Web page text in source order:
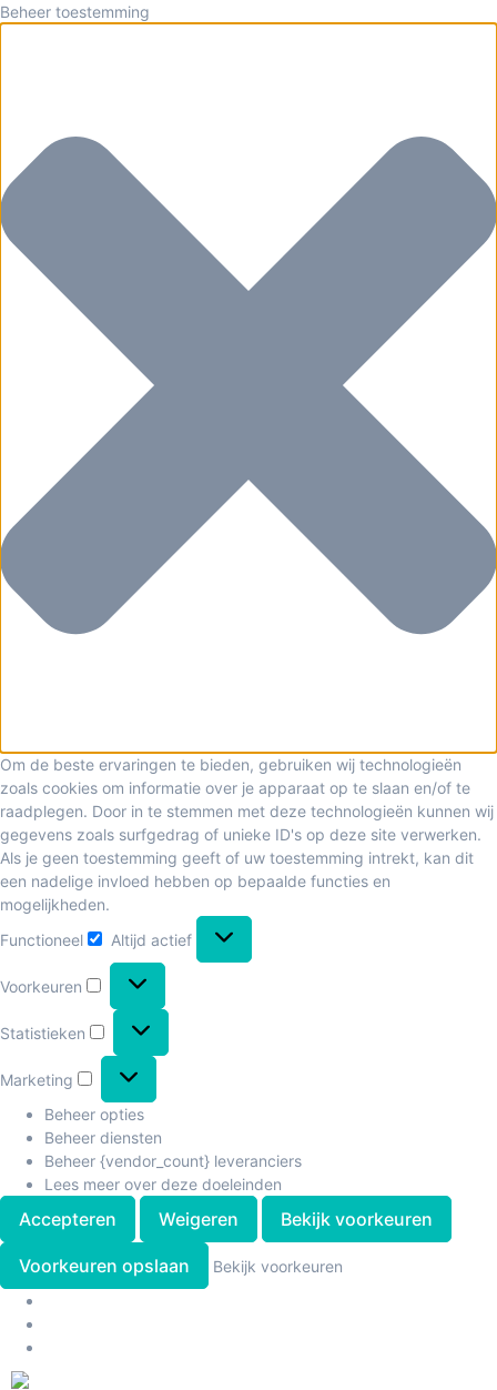
Beheer toestemming
Om de beste ervaringen te bieden, gebruiken wij technologieën
zoals cookies om informatie over je apparaat op te slaan en/of te
raadplegen. Door in te stemmen met deze technologieën kunnen wij
gegevens zoals surfgedrag of unieke ID's op deze site verwerken.
Als je geen toestemming geeft of uw toestemming intrekt, kan dit
een nadelige invloed hebben op bepaalde functies en
mogelijkheden.
Functioneel
Altijd actief
Voorkeuren
Statistieken
Marketing
Beheer opties
Beheer diensten
Beheer {vendor_count} leveranciers
Lees meer over deze doeleinden
Accepteren Weigeren Bekijk voorkeuren
Voorkeuren opslaan Bekijk voorkeuren